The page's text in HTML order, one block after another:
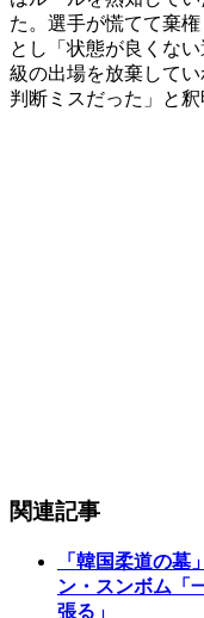
た。選手が慌てて棄
とし「状態が良くな
級の出場を放棄して
判断ミスだった」と釈
関連記事
「韓国柔道の墓
ン・スンボム「
張る」